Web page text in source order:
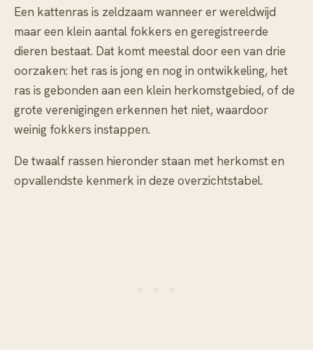
Een kattenras is zeldzaam wanneer er wereldwijd
maar een klein aantal fokkers en geregistreerde
dieren bestaat. Dat komt meestal door een van drie
oorzaken: het ras is jong en nog in ontwikkeling, het
ras is gebonden aan een klein herkomstgebied, of de
grote verenigingen erkennen het niet, waardoor
weinig fokkers instappen.
De twaalf rassen hieronder staan met herkomst en
opvallendste kenmerk in deze overzichtstabel.